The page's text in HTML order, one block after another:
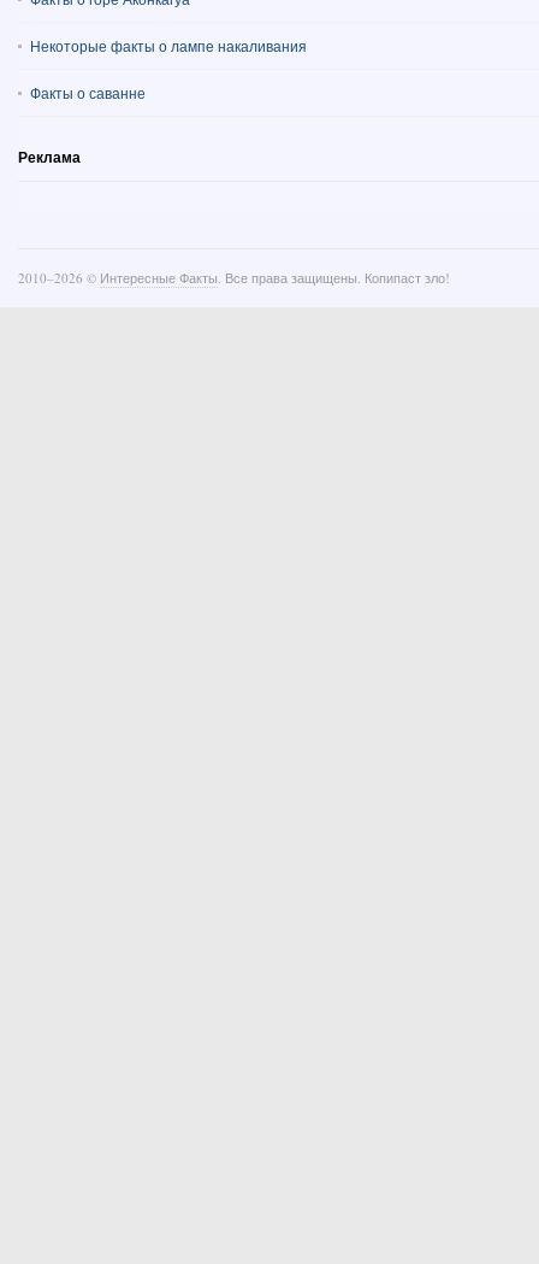
Некоторые факты о лампе накаливания
Факты о саванне
Реклама
2010–2026 © Интересные Факты. Все права защищены. Копипаст зло!